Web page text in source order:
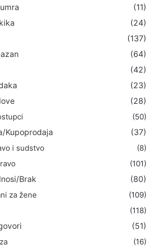
(11)
(24)
(137)
(64)
(42)
(23)
(28)
(50)
Kupoprodaja
(37)
i sudstvo
(8)
(101)
Brak
(80)
za žene
(109)
(118)
(51)
(16)